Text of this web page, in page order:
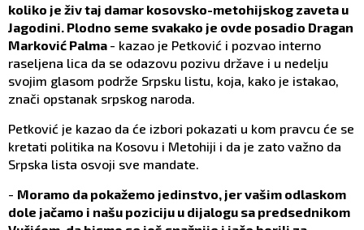
koliko je živ taj damar kosovsko-metohijskog zaveta u
Jagodini. Plodno seme svakako je ovde posadio Dragan
Marković Palma - kazao je Petković i pozvao interno
raseljena lica da se odazovu pozivu države i u nedelju
svojim glasom podrže Srpsku listu, koja, kako je istakao,
znači opstanak srpskog naroda.
Petković je kazao da će izbori pokazati u kom pravcu će se
kretati politika na Kosovu i Metohiji i da je zato važno da
Srpska lista osvoji sve mandate.
- Moramo da pokažemo jedinstvo, jer vašim odlaskom
dole jačamo i našu poziciju u dijalogu sa predsednikom